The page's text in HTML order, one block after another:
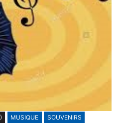
MUSIQUE SOUVENIRS